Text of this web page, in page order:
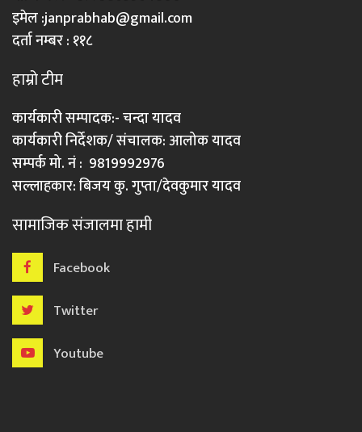
इमेल :janprabhab@gmail.com
दर्ता नम्बर : ११८
हाम्रो टीम
कार्यकारी सम्पादक:- चन्दा यादव
कार्यकारी निर्देशक/ संचालक: आलोक यादव
सम्पर्क मो. नं : 9819992976
सल्लाहकार: बिजय कु. गुप्ता/देवकुमार यादव
सामाजिक संजालमा हामी
Facebook
Twitter
Youtube